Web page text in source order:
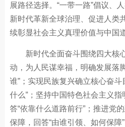
展路径选择。“一带一路”倡议、
新时代革新全球治理、促进人类
续彰显社会主义真理价值与中国
新时代全面奋斗围绕四大核
动，为人民谋幸福，明确发展落
谁”；实现民族复兴确立核心奋斗
什么”；坚持中国特色社会主义指
答“依靠什么道路前行”；推进党
保障，回答“由谁引领、如何保障